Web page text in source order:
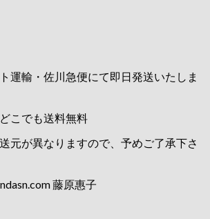
運輸・佐川急便にて即日発送いたしま
こでも送料無料
元が異なりますので、予めご了承下さ
藤原惠子